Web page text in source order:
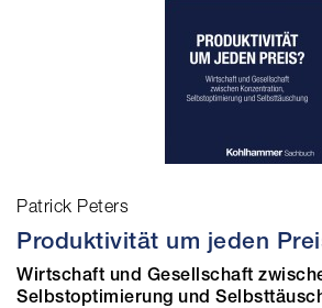
Patrick Peters
Produktivität um jeden
Wirtschaft und Gesellschaft
Selbstoptimierung und